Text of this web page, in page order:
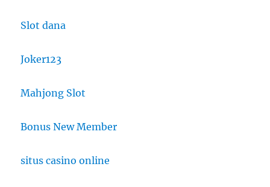
Slot dana
Joker123
Mahjong Slot
Bonus New Member
situs casino online